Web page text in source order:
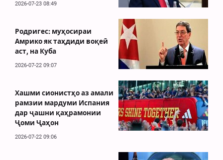
2026-07-23 08:49
Родригес: муҳосираи
Амрико як таҳдиди воқеӣ
аст, на Куба
2026-07-22 09:07
Хашми сионистҳо аз амали
рамзии мардуми Испания
дар ҷашни қаҳрамонии
Ҷоми Ҷаҳон
2026-07-22 09:06